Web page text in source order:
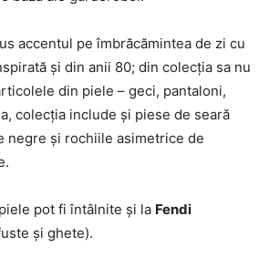
accentul pe îmbrăcămintea de zi cu
și din anii 80; din colecția sa nu
din piele – geci, pantaloni,
colecția include și piese de seară
negre și rochiile asimetrice de
pot fi întâlnite și la Fendi
și ghete).